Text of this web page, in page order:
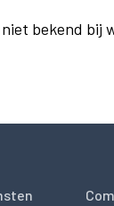
bekend bij